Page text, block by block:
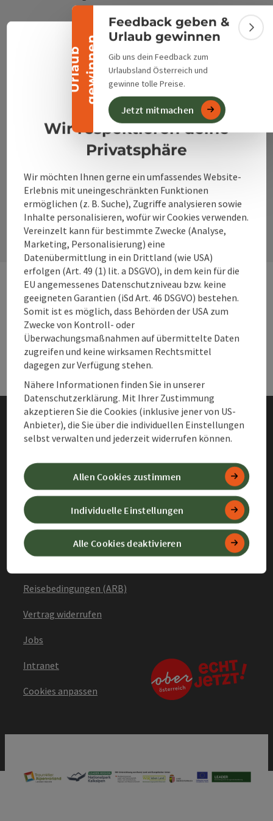
U
r
l
a
u
b
g
e
w
i
n
n
en
Feedback geben &
Urlaub gewinnen
Gib uns dein Feedback zum
Urlaubsland Österreich und
gewinne tolle Preise.
Jetzt mitmachen
info@360alpenland.com
FacebookYouTube
Kontaktformular
Webseiten
Services
Impressum
Barrierefreiheitserklärung
Allgemeine
Geschäftsbedingungen
Reiseversicherung -
Reisebedingungen (ARB)
Vertrag widerrufen
Jobs
Intranet
Cookies anpassen
Datenschutzerklärung
Impressum
Wir respektieren deine
Privatsphäre
Wir möchten Ihnen gerne ein umfassendes Website-
Erlebnis mit uneingeschränkten Funktionen
ermöglichen (z. B. Suche), Zugriffe analysieren sowie
Inhalte personalisieren, wofür wir Cookies verwenden.
Vereinzelt kann für bestimmte Zwecke (Analyse,
Marketing, Personalisierung) eine
Datenübermittlung in ein Drittland (wie USA)
erfolgen (Art. 49 (1) lit. a DSGVO), in dem kein für die
EU angemessenes Datenschutzniveau bzw. keine
geeigneten Garantien (iSd Art. 46 DSGVO) bestehen.
Somit ist es möglich, dass Behörden der USA zum
Zwecke von Kontroll- oder
Überwachungsmaßnahmen auf übermittelte Daten
zugreifen und keine wirksamen Rechtsmittel
dagegen zur Verfügung stehen.
Nähere Informationen finden Sie in unserer
Datenschutzerklärung. Mit Ihrer Zustimmung
akzeptieren Sie die Cookies (inklusive jener von US-
Anbieter), die Sie über die individuellen Einstellungen
selbst verwalten und jederzeit widerrufen können.
Alle Cookies deaktivieren
Individuelle Einstellungen
Allen Cookies zustimmen